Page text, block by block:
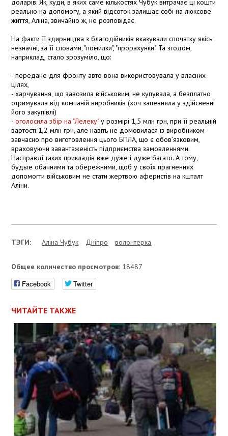
доларів. Як, куди, в яких саме кількостях Чубук витрачає ці кошти
реально на допомогу, а який відсоток залишає собі на люксове
життя, Аліна, звичайно ж, не розповідає.
На факти її здирництва з благодійників вказували спочатку якісь
незначні, за її словами, "помилки", "прорахунки". Та згодом,
наприклад, стало зрозуміло, що:
- передане для фронту авто вона використовувала у власних
цілях,
- харчування, що завозила військовим, не купувала, а безплатно
отримувала від компаній виробників (хоч запевняла у здійсненні
його закупівлі)
-оголосила збір на "Лелеку"у розмірі 1,5 млн грн, при її реальній
вартості 1,2 млн грн, але навіть не домовилася із виробником
завчасно про виготовлення цього БПЛА, що є обов’язковим,
враховуючи завантаженість підприємства замовленнями.
Насправді таких прикладів вже дуже і дуже багато. А тому,
будьте обачними та обережними, щоб у своїх прагненнях
допомогти військовим не стати жертвою аферистів на кшталт
Аліни.
ТЭГИ: Аліна Чубук Дніпро волонтерка
Общее количество просмотров: 18487
Facebook Twitter
ЧИТАЙТЕ ТАКЖЕ